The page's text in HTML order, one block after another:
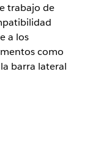
trabajo de
a los
como
barra lateral